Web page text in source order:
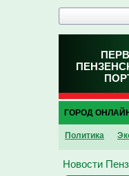
ГОРОД ОНЛАЙН
Политика
Новости